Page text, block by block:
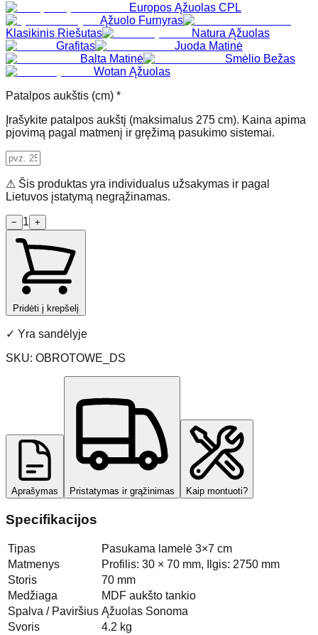
Europos Ąžuolas CPL
Ąžuolo Furnyras
Klasikinis Riešutas
Natura Ąžuolas
Grafitas
Juoda Matinė
Balta Matinė
Smėlio Bežas
Wotan Ąžuolas
Patalpos aukštis (cm) *
Įrašykite patalpos aukštį (maksimalus 275 cm). Kaina apima
pjovimą pagal matmenį ir gręžimą pasukimo sistemai.
⚠ Šis produktas yra individualus užsakymas ir pagal
Lietuvos įstatymą negrąžinamas.
− 1 +
Pridėti į krepšelį
✓ Yra sandėlyje
SKU: OBROTOWE_DS
Aprašymas Pristatymas ir grąžinimas Kaip montuoti?
Specifikacijos
Tipas
Pasukama lamelė 3×7 cm
Matmenys
Profilis: 30 × 70 mm, Ilgis: 2750 mm
Storis
70 mm
Medžiaga
MDF aukšto tankio
Spalva / Paviršius Ąžuolas Sonoma
Svoris
4.2 kg